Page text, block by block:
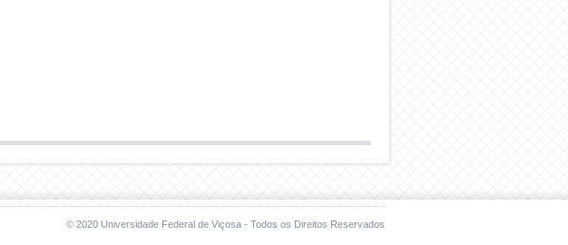
© 2020 Universidade Federal de Viçosa - Todos os Direitos Reservados